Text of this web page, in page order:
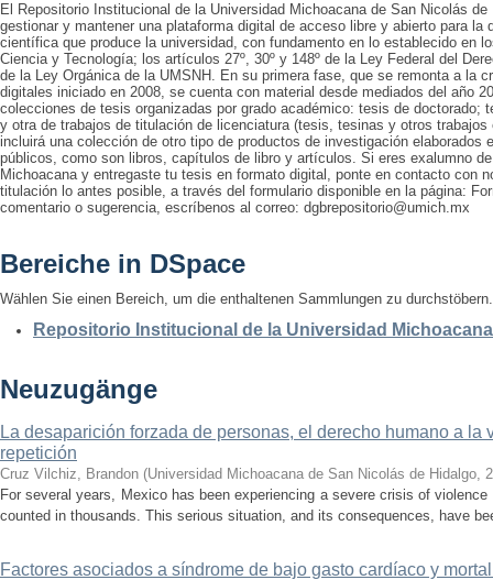
El Repositorio Institucional de la Universidad Michoacana de San Nicolás
gestionar y mantener una plataforma digital de acceso libre y abierto para la
científica que produce la universidad, con fundamento en lo establecido en
Ciencia y Tecnología; los artículos 27º, 30º y 148º de la Ley Federal del
de la Ley Orgánica de la UMSNH. En su primera fase, que se remonta a la
digitales iniciado en 2008, se cuenta con material desde mediados del año
colecciones de tesis organizadas por grado académico: tesis de doctorado;
y otra de trabajos de titulación de licenciatura (tesis, tesinas y otros
incluirá una colección de otro tipo de productos de investigación elaborados
públicos, como son libros, capítulos de libro y artículos. Si eres exalumno
Michoacana y entregaste tu tesis en formato digital, ponte en contacto con
titulación lo antes posible, a través del formulario disponible en la página:
comentario o sugerencia, escríbenos al correo: dgbrepositorio@umich.mx
Bereiche in DSpace
Wählen Sie einen Bereich, um die enthaltenen Sammlungen zu durchstöbern.
Repositorio Institucional de la Universidad
Neuzugänge
La desaparición forzada de personas, el derecho humano a la
repetición
Cruz Vilchiz, Brandon (Universidad Michoacana de San Nicolás de Hidalgo,
For several years, Mexico has been experiencing a severe crisis of
counted in thousands. This serious situation, and its consequences, have
Factores asociados a síndrome de bajo gasto cardíaco y